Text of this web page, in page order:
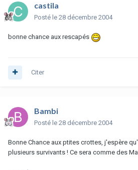
castila
Posté le 28 décembre 2004
bonne chance aux rescapés
Citer
Bambi
Posté le 28 décembre 2004
Bonne Chance aux ptites crottes, j'espère
plusieurs survivants ! Ce sera comme des